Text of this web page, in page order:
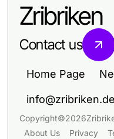
Zribriken
Contact us
Home Page
info@zribriken.de
Copyright©2026
About Us
Privacy